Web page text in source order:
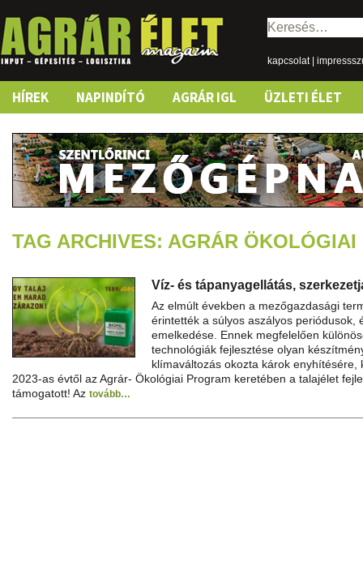
Keresés:
kapcsolat|
Skip
content
HÍREK NAPINDÍTÓ AGRÁR IGL ÜZLETI ÉLET
TAG ARCHIVES: AGRÁR ÖKOLÓGIAI
Víz- és tápanyagellátás,
Az elmúlt években a mezőgazdasági
érintették a súlyos aszályos periódusok,
emelkedése. Ennek megfelelően
technológiák fejlesztése olyan
klímaváltozás okozta károk
2023-as évtől az Agrár- Ökológiai Program keretében a talajélet
támogatott! Az tovább…